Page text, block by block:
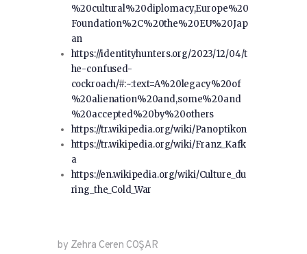
%20cultural%20diplomacy,Europe%20
Foundation%2C%20the%20EU%20Jap
an
https://identityhunters.org/2023/12/04/t
he-confused-
cockroach/#:~:text=A%20legacy%20of
%20alienation%20and,some%20and
%20accepted%20by%20others
https://tr.wikipedia.org/wiki/Panoptikon
https://tr.wikipedia.org/wiki/Franz_Kafk
a
https://en.wikipedia.org/wiki/Culture_du
ring_the_Cold_War
by Zehra Ceren COŞAR